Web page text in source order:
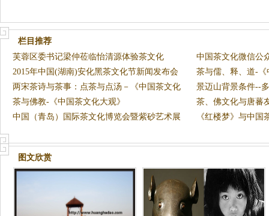
栏目推荐
芙蓉区委书记梁仲莅临怡清源体验茶文化
中国茶文化微信公
花”上
2015年中国(湖南)安化黑茶文化节新闻发布会
发
茶与儒、释、道-
两宋茶诗与茶事：点茶与点汤－《中国茶文化
大观》
景迈山背景条件--
景
茶与佛教-《中国茶文化大观》
茶、佛文化与唐蕃
化大
中国（青岛）国际茶文化博览会暨紫砂艺术展
《红楼梦》与中
图文欣赏